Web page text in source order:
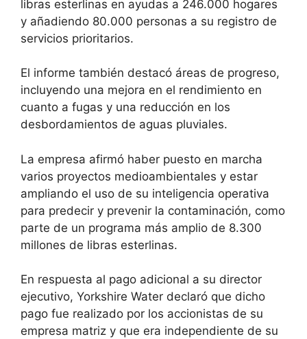
libras esterlinas en ayudas a 246.000 hogares
y añadiendo 80.000 personas a su registro de
servicios prioritarios.
El informe también destacó áreas de progreso,
incluyendo una mejora en el rendimiento en
cuanto a fugas y una reducción en los
desbordamientos de aguas pluviales.
La empresa afirmó haber puesto en marcha
varios proyectos medioambientales y estar
ampliando el uso de su inteligencia operativa
para predecir y prevenir la contaminación, como
parte de un programa más amplio de 8.300
millones de libras esterlinas.
En respuesta al pago adicional a su director
ejecutivo, Yorkshire Water declaró que dicho
pago fue realizado por los accionistas de su
empresa matriz y que era independiente de su